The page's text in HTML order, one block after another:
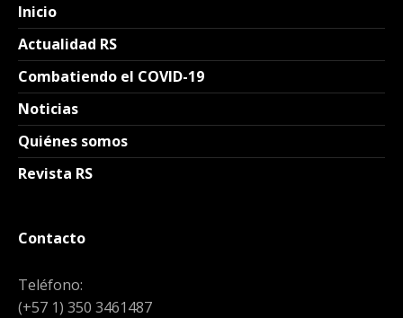
Inicio
Actualidad RS
Combatiendo el COVID-19
Noticias
Quiénes somos
Revista RS
Contacto
Teléfono:
(+57 1) 350 3461487